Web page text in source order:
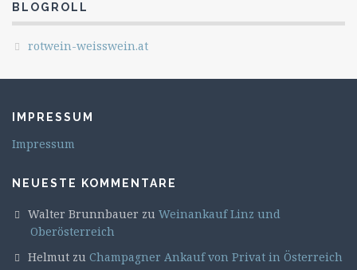
BLOGROLL
rotwein-weisswein.at
IMPRESSUM
Impressum
NEUESTE KOMMENTARE
Walter Brunnbauer zu Weinankauf Linz und
Oberösterreich
Helmut zu Champagner Ankauf von Privat in Österreich